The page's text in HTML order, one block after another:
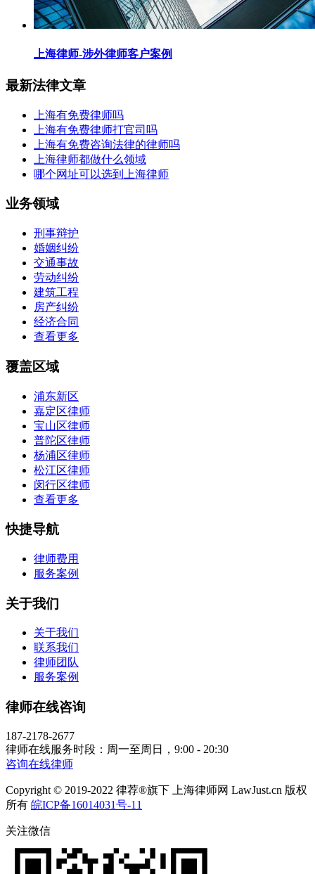
上海律师-涉外律师客户案例
最新法律文章
上海有免费律师吗
上海有免费律师打官司吗
上海有免费咨询法律的律师吗
上海律师都做什么领域
哪个网址可以选到上海律师
业务领域
刑事辩护
婚姻纠纷
交通事故
劳动纠纷
建筑工程
房产纠纷
经济合同
查看更多
覆盖区域
浦东新区
嘉定区律师
宝山区律师
普陀区律师
杨浦区律师
松江区律师
闵行区律师
查看更多
快捷导航
律师费用
服务案例
关于我们
关于我们
联系我们
律师团队
服务案例
律师在线咨询
187-2178-2677
律师在线服务时段：周一至周日，9:00 - 20:30
咨询在线律师
Copyright © 2019-2022 律荐®旗下 上海律师网 LawJust.cn 版权
所有 皖ICP备16014031号-11
关注微信